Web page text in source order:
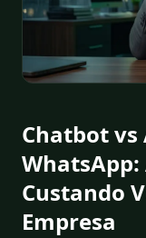
Chatbot vs
WhatsApp:
Custando
Empresa